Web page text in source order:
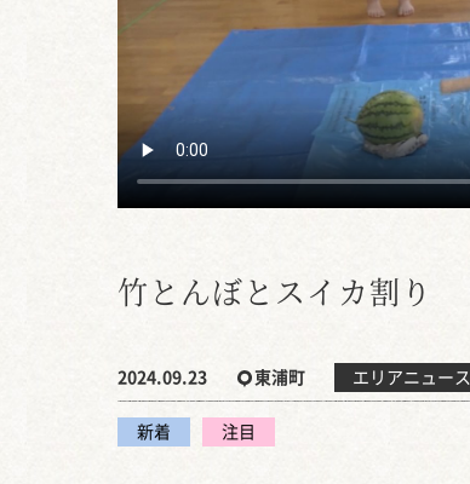
竹とんぼとスイカ割り
2024.09.23 東浦町 エリアニュース
新着 注目